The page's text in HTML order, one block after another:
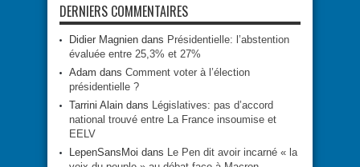
DERNIERS COMMENTAIRES
Didier Magnien dans Présidentielle: l’abstention
évaluée entre 25,3% et 27%
Adam dans Comment voter à l’élection
présidentielle ?
Tarrini Alain dans Législatives: pas d’accord
national trouvé entre La France insoumise et
EELV
LepenSansMoi dans Le Pen dit avoir incarné « la